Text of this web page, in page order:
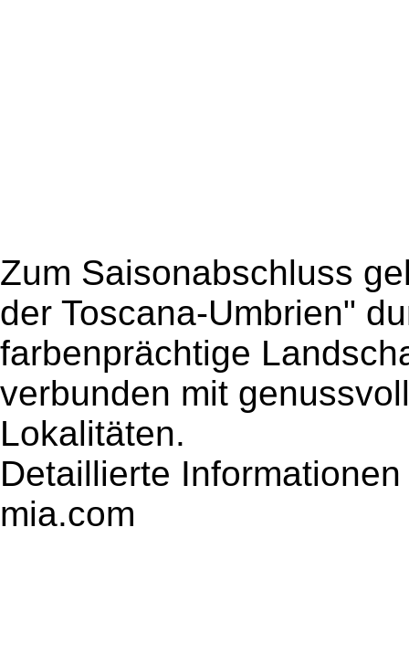
Zum Saisonabschluss
der Toscana-Umbrien"
farbenprächtige
verbunden mit
Lokalitäten.
Detaillierte
mia.com